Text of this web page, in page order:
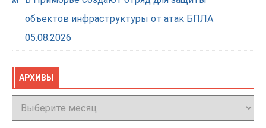
объектов инфраструктуры от атак БПЛА
05.08.2026
АРХИВЫ
Архивы